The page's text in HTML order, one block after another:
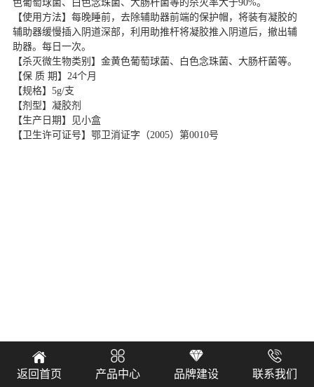
色葡萄球菌、白色念珠菌、大肠杆菌等的杀灭率大于90%。
【使用方法】每晚睡前，去除辅助器前端的保护帽，将装有凝胶的
辅助器缓慢插入阴道深部，利用助推杆将凝胶推入阴道后，撤出辅
助器。每日一次。
【杀灭微生物类别】金黄色葡萄球菌、白色念珠菌、大肠杆菌等。
【保 质 期】24个月
【规格】5g/支
【剂 型】凝胶剂
【生产日期】见小盒
【卫生许可证号】鄂卫消证字（2005）第0010号

返回首页

产品中心

品牌建设

联系我们